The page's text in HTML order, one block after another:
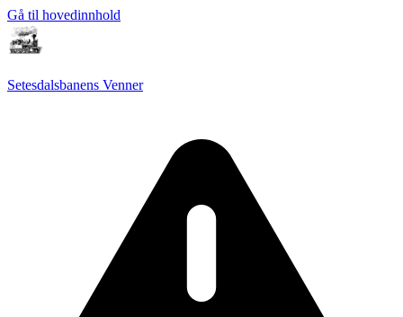
Gå til hovedinnhold
Setesdalsbanens Venner